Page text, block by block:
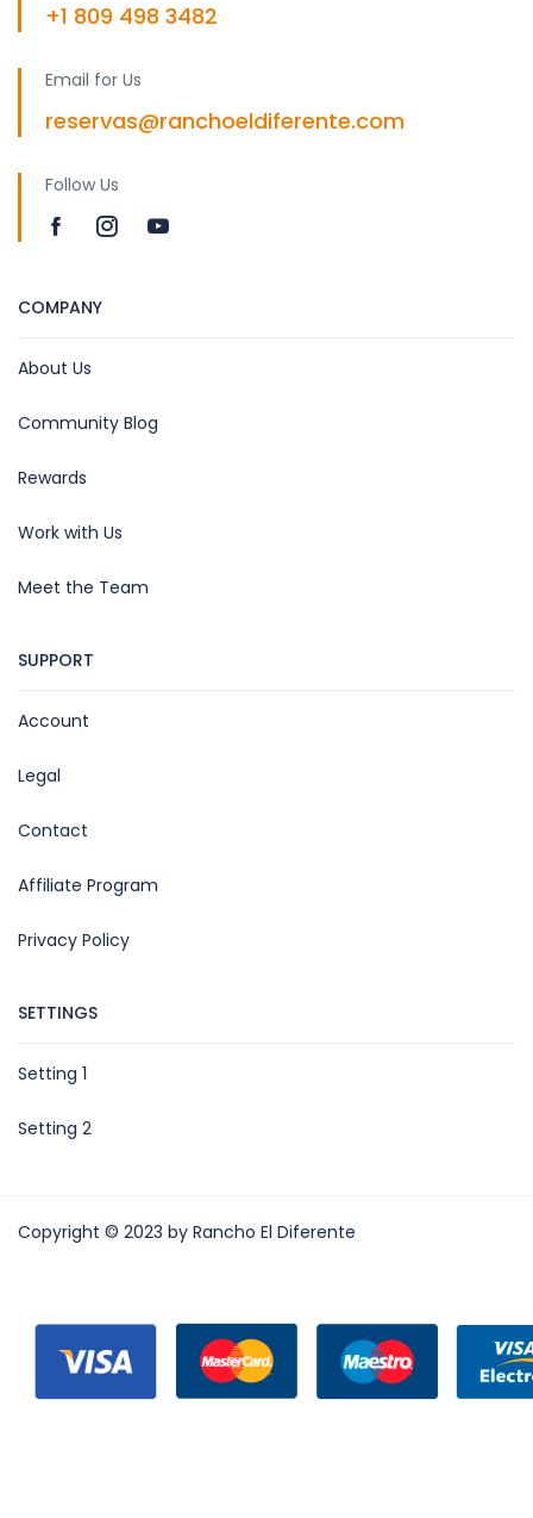
+1 809 498 3482
Email for Us
reservas@ranchoeldiferente.com
Follow Us
COMPANY
About Us
Community Blog
Rewards
Work with Us
Meet the Team
SUPPORT
Account
Legal
Contact
Affiliate Program
Privacy Policy
SETTINGS
Setting 1
Setting 2
Copyright © 2023 by Rancho El Diferente